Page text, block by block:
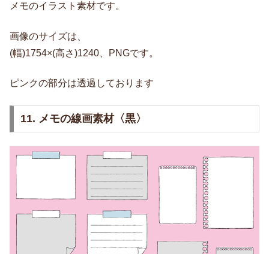
メモのイラスト素材です。
画像のサイズは、
(幅)1754×(高さ)1240、PNGです。
ピンクの部分は透過しております
11. メモの線画素材〈黒〉